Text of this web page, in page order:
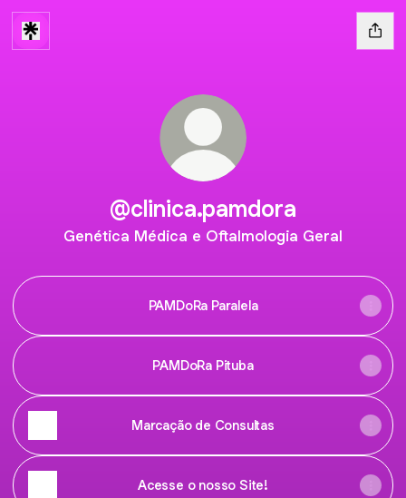
@clinica.pamdora
Genética Médica e Oftalmologia Geral
PAMDoRa Paralela
PAMDoRa Pituba
Marcação de Consultas
Acesse o nosso Site!